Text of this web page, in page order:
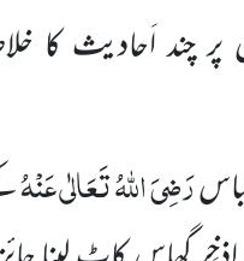
چند اَحادیث کا
رَضِیَ اللہُ تَعَالٰی عَنْہُ